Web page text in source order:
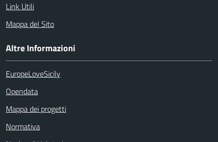
Link Utili
Mappa del Sito
Altre Informazioni
EuropeLoveSicily
Opendata
Mappa dei progetti
Normativa